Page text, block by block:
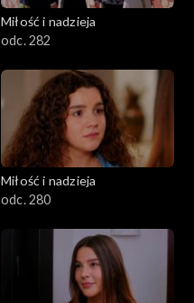
Miłość i nadzieja
odc. 282
Miłość i nadzieja
odc. 280